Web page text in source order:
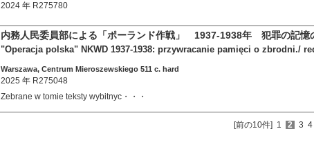
2024 年 R275780
内務人民委員部による「ポーランド作戦」 1937-1938年 犯罪の記憶
"Operacja polska" NKWD 1937-1938: przywracanie pamięci o zbrodni./
Warszawa, Centrum Mieroszewskiego 511 c. hard
2025 年 R275048
Zebrane w tomie teksty wybitnyc・・・
[前の10件] 1 2 3 4